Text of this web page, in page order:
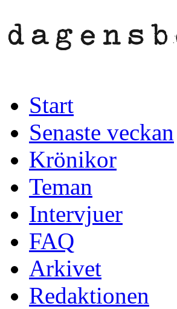
Start
Senaste veckan
Krönikor
Teman
Intervjuer
FAQ
Arkivet
Redaktionen